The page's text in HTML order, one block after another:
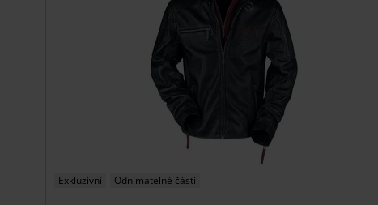
Exkluzivní Odnímatelné části